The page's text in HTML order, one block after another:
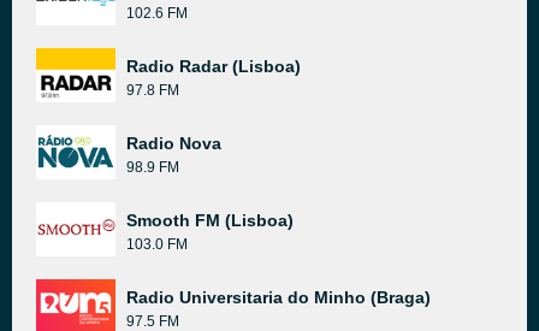
102.6 FM
Radio Radar (Lisboa)
97.8 FM
Radio Nova
98.9 FM
Smooth FM (Lisboa)
103.0 FM
Radio Universitaria do Minho (Braga)
97.5 FM